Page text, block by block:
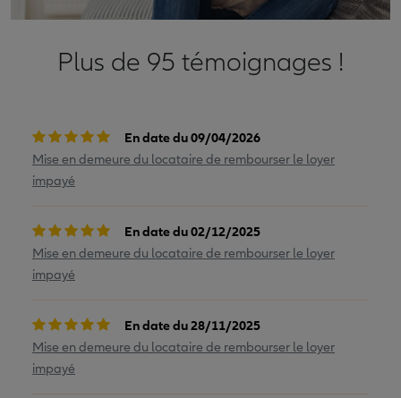
Plus de 95 témoignages !
En date du 09/04/2026
Mise en demeure du locataire de rembourser le loyer
impayé
En date du 02/12/2025
Mise en demeure du locataire de rembourser le loyer
impayé
En date du 28/11/2025
Mise en demeure du locataire de rembourser le loyer
impayé